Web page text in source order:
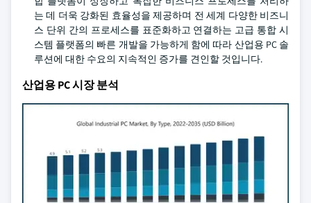
는 데 더욱 강화된 효율성을 제공하며 전 세계 다양한 비즈니
스 단위 간의 프로세스를 표준화하고 연결하는 고급 통합 시
스템 플랫폼의 빠른 개발을 가능하게 함에 따라 산업용 PC 솔
루션에 대한 수요의 지속적인 증가를 견인할 것입니다.
산업용 PC 시장 분석